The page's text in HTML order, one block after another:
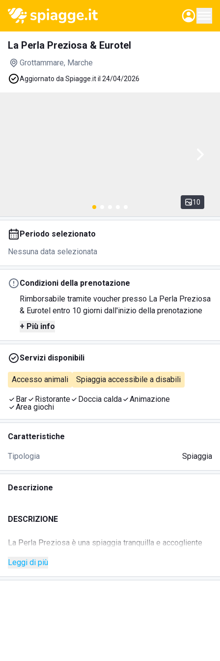
La Perla Preziosa & Eurotel
Grottammare, Marche
Aggiornato da Spiagge.it il 24/04/2026
10
Periodo selezionato
Nessuna data selezionata
Condizioni della prenotazione
Rimborsabile tramite voucher presso La Perla Preziosa
& Eurotel entro 10 giorni dall'inizio della prenotazione
+ Più info
Servizi disponibili
Accesso animali Spiaggia accessibile a disabili
Bar Ristorante Doccia calda
Animazione
Area giochi
Caratteristiche
Tipologia Spiaggia
Descrizione
DESCRIZIONE
La Perla Preziosa è una spiaggia tranquilla e accogliente
Palme, ideale per chi cerca mare, relax e un ambiente
familiare. Gli ombrelloni ben distanziati garantiscono
Leggi di più